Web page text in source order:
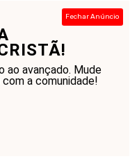
ao avançado. Mude
a comunidade!
Fechar Anúncio